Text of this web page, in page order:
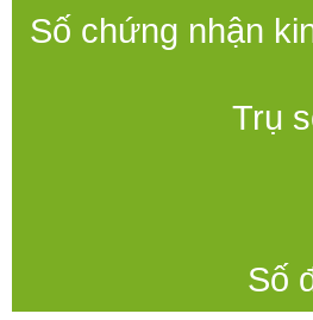
Số chứng nhận
Trụ
Số